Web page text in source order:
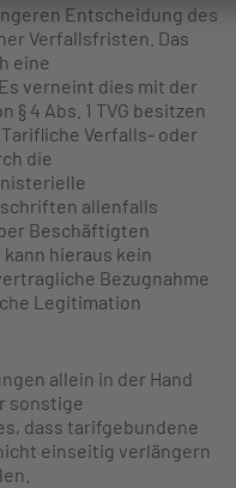
Entscheidung des
Verfallsfristen. Das
eine
Es verneint dies mit der
4 Abs. 1 TVG besitzen
Tarifliche Verfalls- oder
die
allenfalls
Beschäftigten
hieraus kein
Bezugnahme
Legitimation
allein in der Hand
sonstige
dass tarifgebundene
einseitig verlängern